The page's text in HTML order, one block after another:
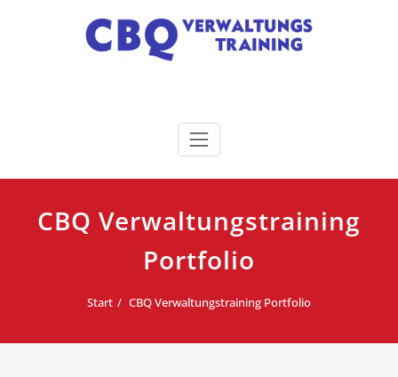
CBQ | Verwaltungen gehirn-
genial fortbilden!
°Verwaltungsseminare. °KompetenzCamps
CBQ Verwaltungstraining
Portfolio
Start CBQ Verwaltungstraining Portfolio